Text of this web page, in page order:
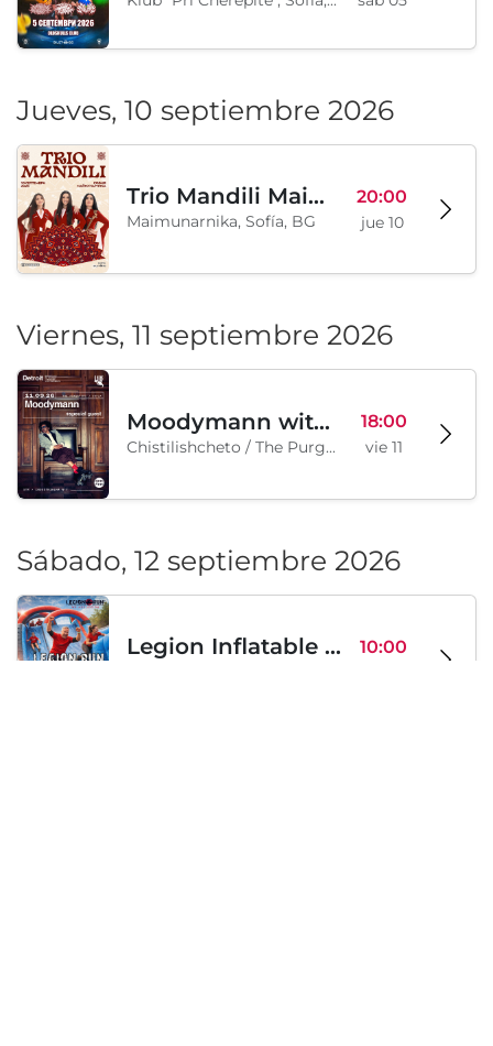
Jueves, 10 septiembre 2026
Trio Mandili Maimunarnika- Sofia
Maimunarnika, Sofía, BG
20:00
jue 10
Viernes, 11 septiembre 2026
Moodymann with special guests
Chistilishcheto / The Purgatory, Sofía, BG
18:00
vie 11
Sábado, 12 septiembre 2026
Legion Inflatable Family Run - Sofia 10:00